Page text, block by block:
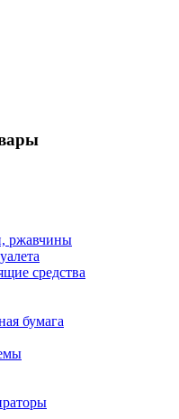
ржавчины
средства
бумага